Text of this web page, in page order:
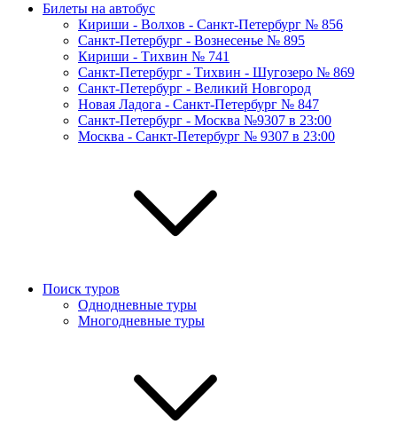
Билеты на автобус
Кириши - Волхов - Санкт-Петербург № 856
Санкт-Петербург - Вознесенье № 895
Кириши - Тихвин № 741
Санкт-Петербург - Тихвин - Шугозеро № 869
Санкт-Петербург - Великий Новгород
Новая Ладога - Санкт-Петербург № 847
Санкт-Петербург - Москва №9307 в 23:00
Москва - Санкт-Петербург № 9307 в 23:00
Поиск туров
Однодневные туры
Многодневные туры